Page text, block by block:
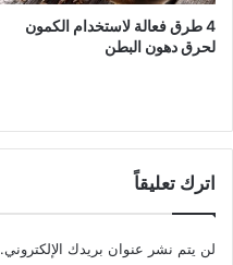
4 طرق فعالة لاستخدام الكمون
لحرق دهون البطن
اترك تعليقاً
لن يتم نشر عنوان بريدك الإلكتروني.